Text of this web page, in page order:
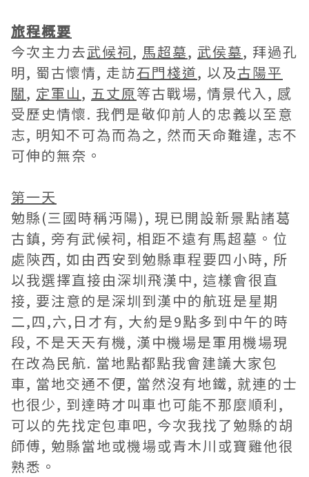
旅程概要
今次主力去武候祠, 馬超墓, 武侯墓, 拜過孔
明, 蜀古懷情, 走訪石門棧道, 以及古陽平
關, 定軍山, 五丈原等古戰場, 情景代入, 感
受歷史情懷. 我們是敬仰前人的忠義以至意
志, 明知不可為而為之, 然而天命難違, 志不
可伸的無奈。
第一天
勉縣(三國時稱沔陽), 現已開設新景點諸葛
古鎮, 旁有武候祠, 相距不遠有馬超墓。位
處陝西, 如由西安到勉縣車程要四小時, 所
以我選擇直接由深圳飛漢中, 這樣會很直
接, 要注意的是深圳到漢中的航班是星期
二,四,六,日才有, 大約是9點多到中午的時
段, 不是天天有機, 漢中機場是軍用機場現
在改為民航. 當地點都點我會建議大家包
車, 當地交通不便, 當然沒有地鐵, 就連的士
也很少, 到達時才叫車也可能不那麼順利,
可以的先找定包車吧, 今次我找了勉縣的胡
師傅, 勉縣當地或機場或青木川或寶雞他很
熟悉。